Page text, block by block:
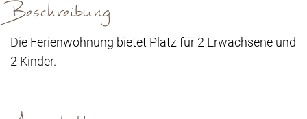
Beschreibung
Die Ferienwohnung bietet Platz für 2 Erwachsene und
2 Kinder.